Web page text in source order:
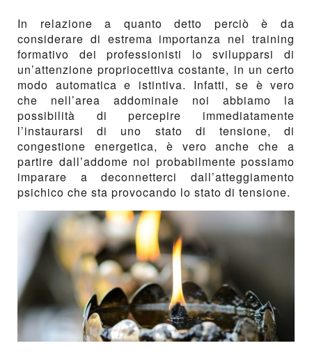
In relazione a quanto detto perciò è da
considerare di estrema importanza nel training
formativo dei professionisti lo svilupparsi di
un’attenzione propriocettiva costante, in un certo
modo automatica e istintiva. Infatti, se è vero
che nell’area addominale noi abbiamo la
possibilità di percepire immediatamente
l’instaurarsi di uno stato di tensione, di
congestione energetica, è vero anche che a
partire dall’addome noi probabilmente possiamo
imparare a deconnetterci dall’atteggiamento
psichico che sta provocando lo stato di tensione.